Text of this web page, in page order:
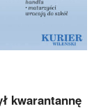
kwarantannę